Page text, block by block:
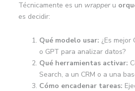
Técnicamente es un wrapperu
es decidir:
Qué modelo usar: ¿Es
o GPT para analizar datos?
Qué herramientas activar:
Search, a un CRM o a una
Cómo encadenar tareas: